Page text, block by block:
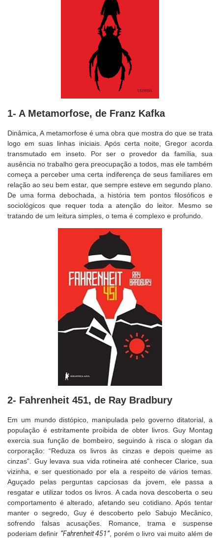
1- A Metamorfose, de Franz Kafka
Dinâmica, A metamorfose é uma obra que mostra do que se trata
logo em suas linhas iniciais. Após certa noite, Gregor acorda
transmutado em inseto. Por ser o provedor da família, sua
ausência no trabalho gera preocupação a todos, mas ele também
começa a perceber uma certa indiferença de seus familiares em
relação ao seu bem estar, que sempre esteve em segundo plano.
De uma forma debochada, a história tem pontos filosóficos e
sociológicos que requer toda a atenção do leitor. Mesmo se
tratando de um leitura simples, o tema é complexo e profundo.
2- Fahrenheit 451, de Ray Bradbury
Em um mundo distópico, manipulada pelo governo ditatorial, a
população é estritamente proibida de obter livros. Guy Montag
exercia sua função de bombeiro, seguindo à risca o slogan da
corporação: “Reduza os livros às cinzas e depois queime as
cinzas”. Guy levava sua vida rotineira até conhecer Clarice, sua
vizinha, e ser questionado por ela a respeito de vários temas.
Aguçado pelas perguntas capciosas da jovem, ele passa a
resgatar e utilizar todos os livros. A cada nova descoberta o seu
comportamento é alterado, afetando seu cotidiano. Após tentar
manter o segredo, Guy é descoberto pelo Sabujo Mecânico,
sofrendo falsas acusações. Romance, trama e suspense
poderiam definir “Fahrenheit 451”, porém o livro vai muito além de